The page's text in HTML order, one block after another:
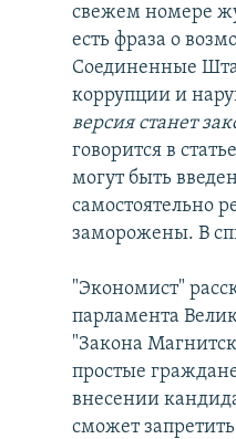
свежем номере
есть фраза о
Соединенные
коррупции и
версия станет
говорится в
могут быть
самостоятельно
заморожены. В
"Экономист"
парламента
"Закона
простые
внесении
сможет